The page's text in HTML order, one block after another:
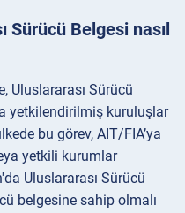
Sürücü Belgesi nasıl
Uluslararası Sürücü
yetkilendirilmiş kuruluşlar
bu görev, AIT/FIA’ya
yetkili kurumlar
Uluslararası Sürücü
belgesine sahip olmalı